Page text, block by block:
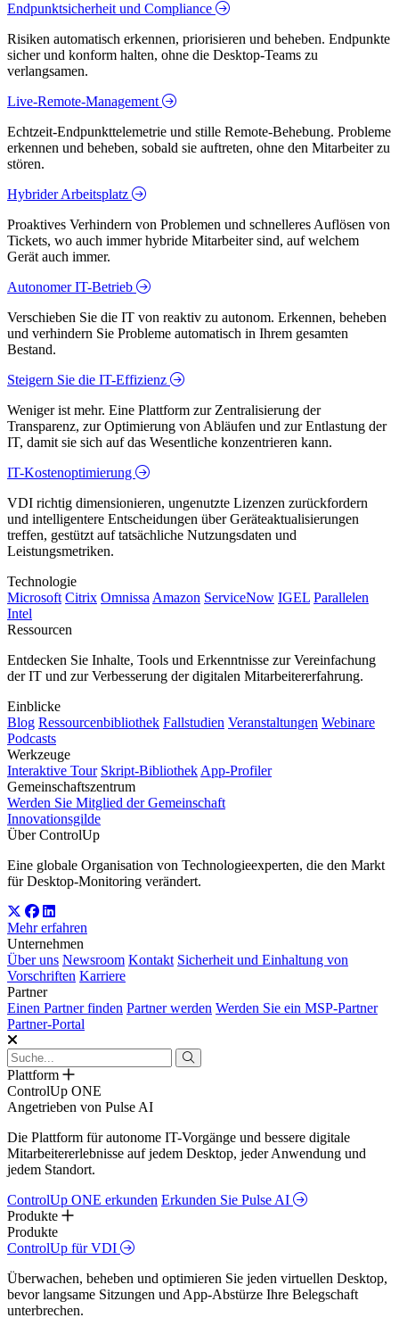
Endpunktsicherheit und Compliance
Risiken automatisch erkennen, priorisieren und beheben. Endpunkte
sicher und konform halten, ohne die Desktop-Teams zu
verlangsamen.
Live-Remote-Management
Echtzeit-Endpunkttelemetrie und stille Remote-Behebung. Probleme
erkennen und beheben, sobald sie auftreten, ohne den Mitarbeiter zu
stören.
Hybrider Arbeitsplatz
Proaktives Verhindern von Problemen und schnelleres Auflösen von
Tickets, wo auch immer hybride Mitarbeiter sind, auf welchem
Gerät auch immer.
Autonomer IT-Betrieb
Verschieben Sie die IT von reaktiv zu autonom. Erkennen, beheben
und verhindern Sie Probleme automatisch in Ihrem gesamten
Bestand.
Steigern Sie die IT-Effizienz
Weniger ist mehr. Eine Plattform zur Zentralisierung der
Transparenz, zur Optimierung von Abläufen und zur Entlastung der
IT, damit sie sich auf das Wesentliche konzentrieren kann.
IT-Kostenoptimierung
VDI richtig dimensionieren, ungenutzte Lizenzen zurückfordern
und intelligentere Entscheidungen über Geräteaktualisierungen
treffen, gestützt auf tatsächliche Nutzungsdaten und
Leistungsmetriken.
Technologie
Microsoft Citrix Omnissa Amazon ServiceNow IGEL Parallelen
Intel
Ressourcen
Entdecken Sie Inhalte, Tools und Erkenntnisse zur Vereinfachung
der IT und zur Verbesserung der digitalen Mitarbeitererfahrung.
Einblicke
Blog Ressourcenbibliothek Fallstudien Veranstaltungen Webinare
Podcasts
Werkzeuge
Interaktive Tour Skript-Bibliothek App-Profiler
Gemeinschaftszentrum
Werden Sie Mitglied der Gemeinschaft
Innovationsgilde
Über ControlUp
Eine globale Organisation von Technologieexperten, die den Markt
für Desktop-Monitoring verändert.
Mehr erfahren
Unternehmen
Über uns Newsroom Kontakt Sicherheit und Einhaltung von
Vorschriften Karriere
Partner
Einen Partner finden Partner werden Werden Sie ein MSP-Partner
Partner-Portal
Plattform
ControlUp ONE
Angetrieben von Pulse AI
Die Plattform für autonome IT-Vorgänge und bessere digitale
Mitarbeitererlebnisse auf jedem Desktop, jeder Anwendung und
jedem Standort.
ControlUp ONE erkunden Erkunden Sie Pulse AI
Produkte
Produkte
ControlUp für VDI
Überwachen, beheben und optimieren Sie jeden virtuellen Desktop,
bevor langsame Sitzungen und App-Abstürze Ihre Belegschaft
unterbrechen.